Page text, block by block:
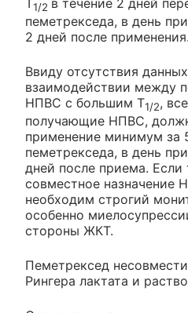
1/2
пеметрекседа, в день
2 дней после применения.
Ввиду отсутствия
взаимодействии между
НПВС с большим T1/2,
получающие НПВС,
применение минимум за
пеметрекседа, в день
дней после приема. Если
совместное назначение
необходим строгий
особенно
стороны ЖКТ.
Пеметрексед
Рингера лактата и